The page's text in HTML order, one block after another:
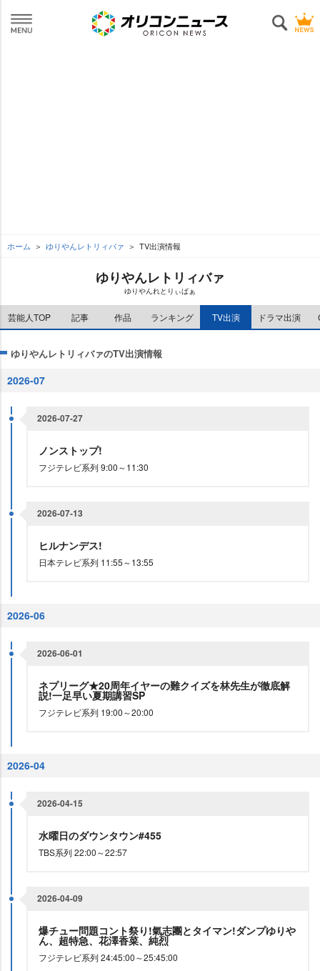
ホーム ゆりやんレトリィバァ TV出演情報
ゆりやんレトリィバァ
ゆりやんれとりぃばぁ
芸能人TOP 記事 作品 ランキング TV出演 ドラマ出演
ゆりやんレトリィバァのTV出演情報
2026-07
2026-07-27
ノンストップ!
フジテレビ系列 9:00～11:30
2026-07-13
ヒルナンデス!
日本テレビ系列 11:55～13:55
2026-06
2026-06-01
ネプリーグ★20周年イヤーの難クイズを林先生が徹底解
説!一足早い夏期講習SP
フジテレビ系列 19:00～20:00
2026-04
2026-04-15
水曜日のダウンタウン#455
TBS系列 22:00～22:57
2026-04-09
爆チュー問題コント祭り!氣志團とタイマン!ダンプゆり
ん、超特急、花澤香菜、純烈
フジテレビ系列 24:45:00～25:45:00